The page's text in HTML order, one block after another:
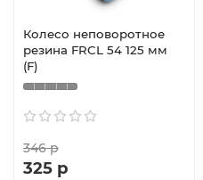
Колесо неповоротное
резина FRCL 54 125 мм
(F)
346 р
325 р